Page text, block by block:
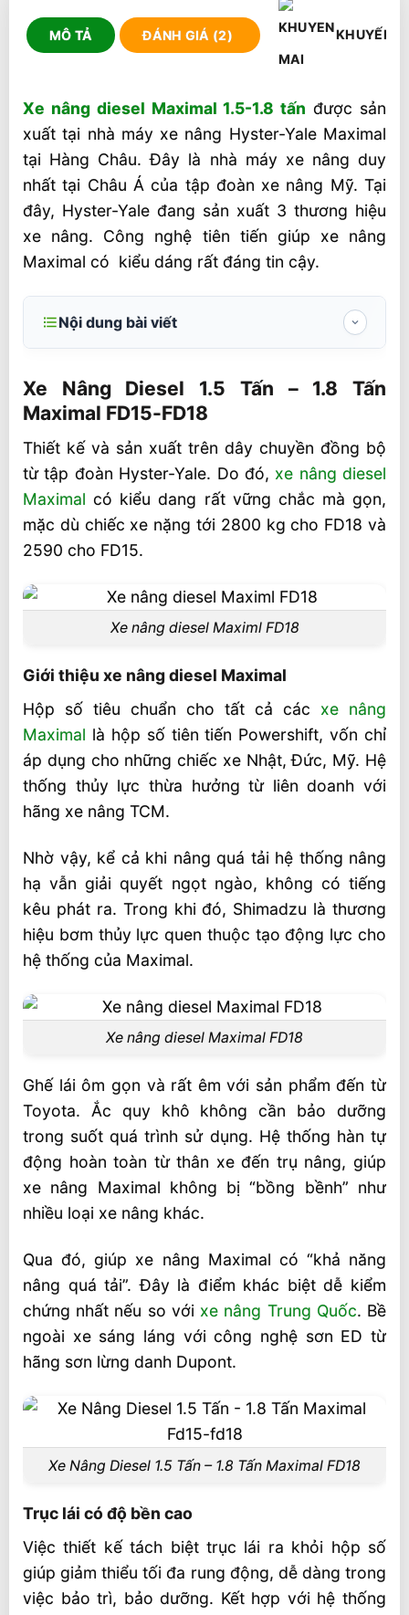
MÔ TẢ ĐÁNH GIÁ (2) KHUYẾN
Xe nâng diesel Maximal 1.5-1.8 tấn được sản
xuất tại nhà máy xe nâng Hyster-Yale Maximal
tại Hàng Châu. Đây là nhà máy xe nâng duy
nhất tại Châu Á của tập đoàn xe nâng Mỹ. Tại
đây, Hyster-Yale đang sản xuất 3 thương hiệu
xe nâng. Công nghệ tiên tiến giúp xe nâng
Maximal có kiểu dáng rất đáng tin cậy.
Nội dung bài viết
FD15-FD18
Giới thiệu xe nâng diesel Maximal
Trục lái có độ bền cao
Thông số kỹ thuật xe nâng diesel Maximal
Liên hệ mua xe nâng diesel Maximal
Video xe nâng diesel Maximal
Xe Nâng Diesel 1.5 Tấn – 1.8 Tấn
Maximal FD15-FD18
Thiết kế và sản xuất trên dây chuyền đồng bộ
từ tập đoàn Hyster-Yale. Do đó, xe nâng diesel
Maximal có kiểu dang rất vững chắc mà gọn,
mặc dù chiếc xe nặng tới 2800 kg cho FD18 và
2590 cho FD15.
Xe nâng diesel Maximl FD18
Giới thiệu xe nâng diesel Maximal
Hộp số tiêu chuẩn cho tất cả các xe nâng
Maximal là hộp số tiên tiến Powershift, vốn chỉ
áp dụng cho những chiếc xe Nhật, Đức, Mỹ. Hệ
thống thủy lực thừa hưởng từ liên doanh với
hãng xe nâng TCM.
Nhờ vậy, kể cả khi nâng quá tải hệ thống nâng
hạ vẫn giải quyết ngọt ngào, không có tiếng
kêu phát ra. Trong khi đó, Shimadzu là thương
hiệu bơm thủy lực quen thuộc tạo động lực cho
hệ thống của Maximal.
Xe nâng diesel Maximal FD18
Ghế lái ôm gọn và rất êm với sản phẩm đến từ
Toyota. Ắc quy khô không cần bảo dưỡng
trong suốt quá trình sử dụng. Hệ thống hàn tự
động hoàn toàn từ thân xe đến trụ nâng, giúp
xe nâng Maximal không bị “bồng bềnh” như
nhiều loại xe nâng khác.
Qua đó, giúp xe nâng Maximal có “khả năng
nâng quá tải”. Đây là điểm khác biệt dễ kiểm
chứng nhất nếu so với xe nâng Trung Quốc. Bề
ngoài xe sáng láng với công nghệ sơn ED từ
hãng sơn lừng danh Dupont.
Xe Nâng Diesel 1.5 Tấn – 1.8 Tấn Maximal FD18
Trục lái có độ bền cao
Việc thiết kế tách biệt trục lái ra khỏi hộp số
giúp giảm thiểu tối đa rung động, dễ dàng trong
việc bảo trì, bảo dưỡng. Kết hợp với hệ thống